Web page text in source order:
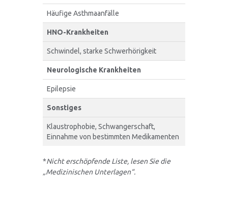
Häufige Asthmaanfälle
HNO-Krankheiten
Schwindel, starke Schwerhörigkeit
Neurologische Krankheiten
Epilepsie
Sonstiges
Klaustrophobie, Schwangerschaft,
Einnahme von bestimmten Medikamenten
*Nicht erschöpfende Liste, lesen Sie die
„Medizinischen Unterlagen“.